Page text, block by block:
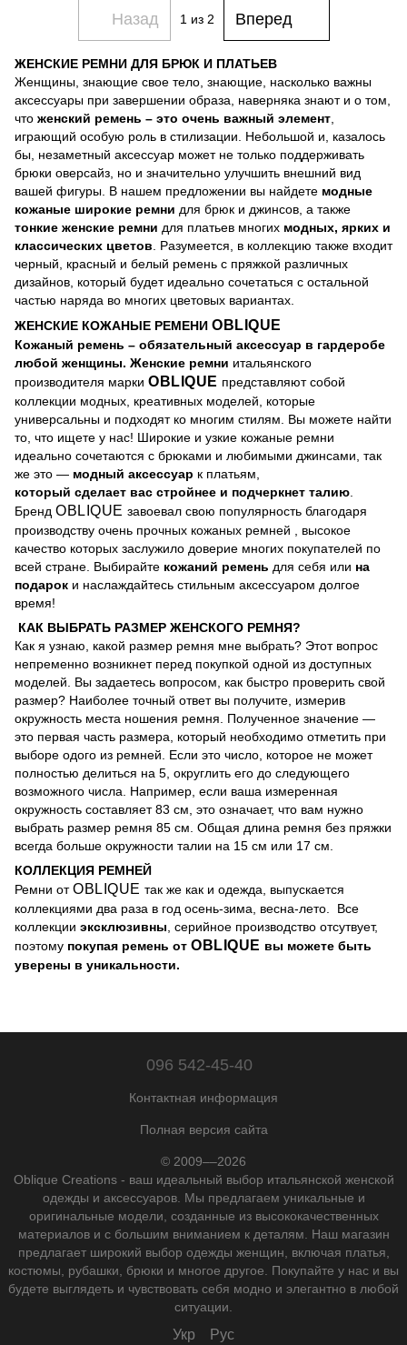
Назад 1 из 2 Вперед
ЖЕНСКИЕ РЕМНИ ДЛЯ БРЮК И ПЛАТЬЕВ
Женщины, знающие свое тело, знающие, насколько важны
аксессуары при завершении образа, наверняка знают и о том,
что женский ремень – это очень важный элемент
играющий особую роль в стилизации. Небольшой и, казалось
бы, незаметный аксессуар может не только поддерживать
брюки оверсайз, но и значительно улучшить внешний вид
вашей фигуры. В нашем предложении вы найдете модные
кожаные широкие ремни для брюк и джинсов, а также
тонкие женские ремни для платьев многих модных, ярких и
классических цветов . Разумеется, в коллекцию также входит
черный, красный и белый ремень с пряжкой различных
дизайнов, который будет идеально сочетаться с остальной
частью наряда во многих цветовых вариантах.
ЖЕНСКИЕ КОЖАНЫЕ РЕМЕНИ OBLIQUE
Кожаный ремень – обязательный аксессуар в гардеробе
любой женщины. Женские ремни итальянского
производителя марки OBLIQUE представляют собой
коллекции модных, креативных моделей, которые
универсальны и подходят ко многим стилям. Вы можете найти
то, что ищете у нас! Широкие и узкие кожаные ремни
идеально сочетаются с брюками и любимыми джинсами, так
же это — модный аксессуар к платьям,
который сделает вас стройнее и подчеркнет талию
Бренд OBLIQUE завоевал свою популярность благодаря
производству очень прочных кожаных ремней , высокое
качество которых заслужило доверие многих покупателей по
всей стране. Выбирайте кожаний ремень для себя или на
подарок и наслаждайтесь стильным аксессуаром долгое
время!
КАК ВЫБРАТЬ РАЗМЕР ЖЕНСКОГО РЕМНЯ?
Как я узнаю, какой размер ремня мне выбрать? Этот вопрос
непременно возникнет перед покупкой одной из доступных
моделей. Вы задаетесь вопросом, как быстро проверить свой
размер? Наиболее точный ответ вы получите, измерив
окружность места ношения ремня. Полученное значение —
это первая часть размера, который необходимо отметить при
выборе одого из ремней. Если это число, которое не может
полностью делиться на 5, округлить его до следующего
возможного числа. Например, если ваша измеренная
окружность составляет 83 см, это означает, что вам нужно
выбрать размер ремня 85 см. Общая длина ремня без пряжки
всегда больше окружности талии на 15 см или 17 см.
КОЛЛЕКЦИЯ РЕМНЕЙ
Ремни отOBLIQUE так же как и одежда, выпускается
коллекциями два раза в год осень-зима, весна-лето. Все
коллекции эксклюзивны , серийное производство отсутвует,
поэтому покупая ремень от OBLIQUE вы можете быть
уверены в уникальности.
096 542-45-40
Контактная информация
Полная версия сайта
© 2009––2026
Oblique Creations - ваш идеальный выбор итальянской женской
одежды и аксессуаров. Мы предлагаем уникальные и
оригинальные модели, созданные из высококачественных
материалов и с большим вниманием к деталям. Наш магазин
предлагает широкий выбор одежды женщин, включая платья,
костюмы, рубашки, брюки и многое другое. Покупайте у нас и вы
будете выглядеть и чувствовать себя модно и элегантно в любой
ситуации.
Укр Рус